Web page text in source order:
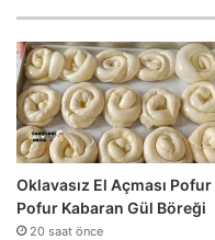
Oklavasız El Açması Pofur
Pofur Kabaran Gül Böreği
20 saat önce